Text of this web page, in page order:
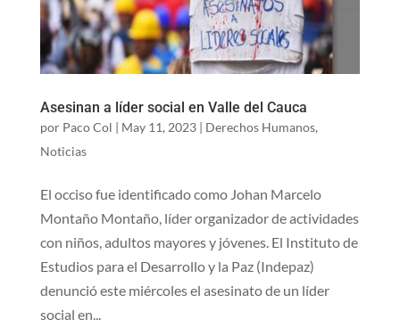
Asesinan a líder social en Valle del Cauca
por Paco Col | May 11, 2023| Derechos Humanos,
Noticias
El occiso fue identificado como Johan Marcelo
Montaño Montaño, líder organizador de actividades
con niños, adultos mayores y jóvenes. El Instituto de
Estudios para el Desarrollo y la Paz (Indepaz)
denunció este miércoles el asesinato de un líder
social en...